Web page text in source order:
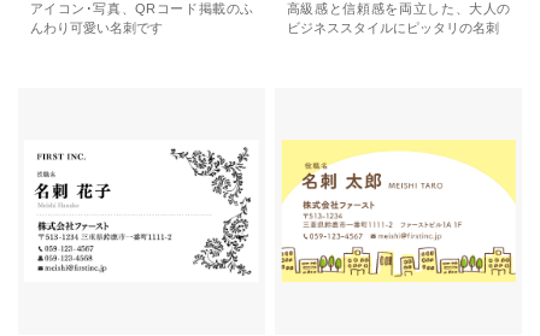
アイコン･写真、QRコード掲載のふ
んわり可愛い名刺です
高級感と信頼感を両立した、大人の
ビジネススタイルにピッタリの名刺